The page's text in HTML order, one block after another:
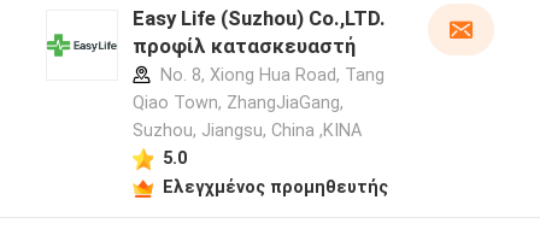
Easy Life (Suzhou) Co.,LTD.
προφίλ κατασκευαστή
No. 8, Xiong Hua Road, Tang
Qiao Town, ZhangJiaGang,
Suzhou, Jiangsu, China ,ΚΙΝΑ
5.0
Ελεγχμένος προμηθευτής